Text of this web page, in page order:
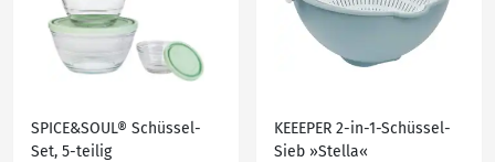
SPICE&SOUL® Schüssel-
Set, 5-teilig
KEEEPER 2-in-1-Schüssel-
Sieb »Stella«